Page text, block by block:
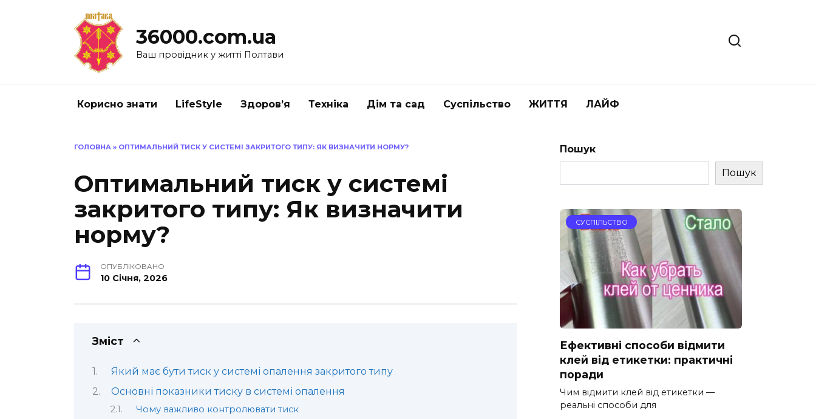
36000.com.ua
Ваш провідник у житті Полтави
Корисно знати LifeStyle Здоров’я Техніка Дім та сад Суспільство ЖИТТЯ ЛАЙФ
ГОЛОВНА » ОПТИМАЛЬНИЙ ТИСК У СИСТЕМІ ЗАКРИТОГО ТИПУ: ЯК ВИЗНАЧИТИ НОРМУ?
Оптимальний тиск у системі
закритого типу: Як визначити
норму?
ОПУБЛІКОВАНО
10 Січня, 2026
Зміст
Який має бути тиск у системі опалення закритого типу
Основні показники тиску в системі опалення
Чому важливо контролювати тиск
Пошук
Пошук
СУСПІЛЬСТВО
Ефективні способи відмити
клей від етикетки: практичні
поради
Чим відмити клей від етикетки —
реальні способи для